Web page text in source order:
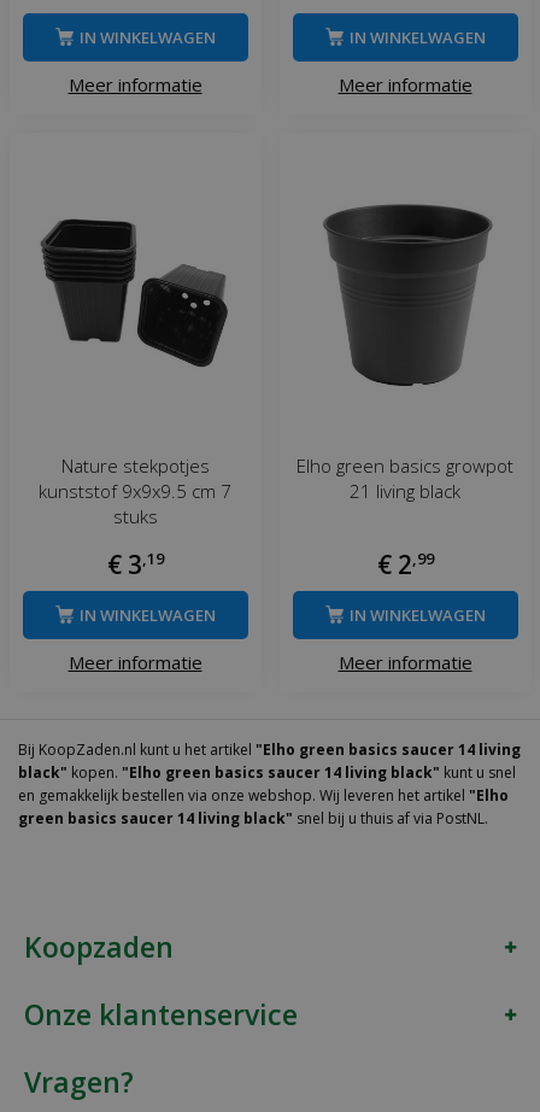
Meer informatie
IN WINKELWAGEN
Meer informatie
IN WINKELWAGEN
Nature stekpotjes
kunststof 9x9x9.5 cm 7
stuks
€ 3,19
Meer informatie
IN WINKELWAGEN
Elho green basics growpot
21 living black
€ 2,99
Meer informatie
IN WINKELWAGEN
Bij KoopZaden.nl kunt u het artikel "Elho green basics saucer 14 living
black" kopen. "Elho green basics saucer 14 living black" kunt u snel
en gemakkelijk bestellen via onze webshop. Wij leveren het artikel "Elho
green basics saucer 14 living black" snel bij u thuis af via PostNL.
Koopzaden
Onze klantenservice
Vragen?